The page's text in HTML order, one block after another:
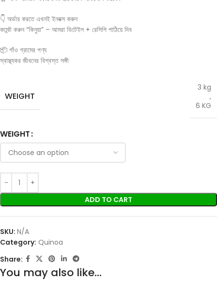
👇 অর্ডার করতে এখনই ইনবক্স করুন
কমেন্ট করুন “কিনুয়া” – আমরা ডিটেইল + রেসিপি পাঠিয়ে দিব
📦 গাঁও গ্রামের পণ্য
স্বাস্থ্যকর জীবনের বিশ্বস্ত সঙ্গী
WEIGHT
3 kg
,
6 KG
WEIGHT
ADD TO CART
SKU: N/A
Category: Quinoa
Share:
You may also like…